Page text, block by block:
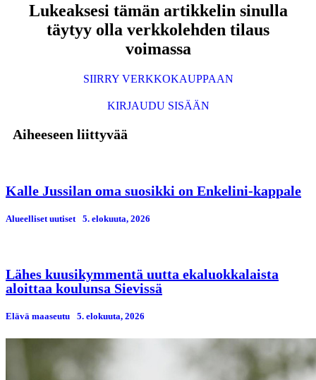
Lukeaksesi tämän artikkelin sinulla
täytyy olla verkkolehden tilaus
voimassa
SIIRRY VERKKOKAUPPAAN
KIRJAUDU SISÄÄN
Aiheeseen liittyvää
Kalle Jussilan oma suosikki on Enkelini-kappale
Alueelliset uutiset 5. elokuuta, 2026
Lähes kuusikymmentä uutta ekaluokkalaista
aloittaa koulunsa Sievissä
Elävä maaseutu 5. elokuuta, 2026